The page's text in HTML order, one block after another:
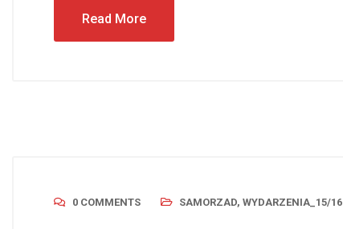
Read More
0 COMMENTS SAMORZAD, WYDARZENIA_15/16